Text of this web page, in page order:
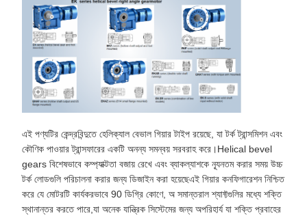
এই পণ্যটির কেন্দ্রবিন্দুতে হেলিক্যাল বেভাল গিয়ার টাইপ রয়েছে, যা টর্ক ট্রান্সমিশন এবং
কৌণিক পাওয়ার ট্রান্সফারের একটি অনন্য সমন্বয় সরবরাহ করে।Helical bevel
gears বিশেষভাবে কম্প্যাক্টতা বজায় রেখে এবং ব্যাকল্যাশকে ন্যূনতম করার সময় উচ্চ
টর্ক লোডগুলি পরিচালনা করার জন্য ডিজাইন করা হয়েছেএই গিয়ার কনফিগারেশন নিশ্চিত
করে যে মোটরটি কার্যকরভাবে 90 ডিগ্রি কোণে, অ সমান্তরাল শ্যাফ্টগুলির মধ্যে শক্তি
স্থানান্তর করতে পারে,যা অনেক যান্ত্রিক সিস্টেমের জন্য অপরিহার্য যা শক্তি প্রবাহের